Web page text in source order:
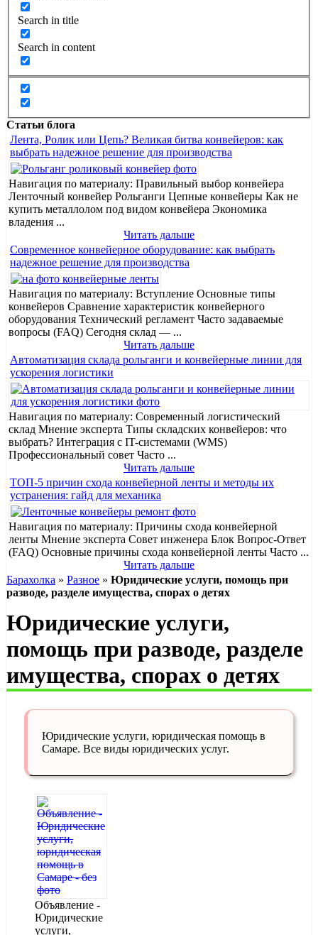
Search in title
Search in content
Статьи блога
Лента, Ролик или Цепь? Великая битва конвейеров: как
выбрать надежное решение для производства
Навигация по материалу: Правильный выбор конвейера
Ленточный конвейер Рольганги Цепные конвейеры Как не
купить металлолом под видом конвейера Экономика
владения ...
Читать дальше
Современное конвейерное оборудование: как выбрать
надежное решение для производства
Навигация по материалу: Вступление Основные типы
конвейеров Сравнение характеристик конвейерного
оборудования Технический регламент Часто задаваемые
вопросы (FAQ) Сегодня склад — ...
Читать дальше
Автоматизация склада рольганги и конвейерные линии для
ускорения логистики
Навигация по материалу: Современный логистический
склад Мнение эксперта Типы складских конвейеров: что
выбрать? Интеграция с IT-системами (WMS)
Профессиональный совет Часто ...
Читать дальше
ТОП-5 причин схода конвейерной ленты и методы их
устранения: гайд для механика
Навигация по материалу: Причины схода конвейерной
ленты Мнение эксперта Совет инженера Блок Вопрос-Ответ
(FAQ) Основные причины схода конвейерной ленты Часто ...
Читать дальше
Барахолка » Разное » Юридические услуги, помощь при
разводе, разделе имущества, спорах о детях
Юридические услуги,
помощь при разводе, разделе
имущества, спорах о детях
Юридические услуги, юридическая помощь в
Самаре. Все виды юридических услуг.
Объявление -
Юридические
услуги,